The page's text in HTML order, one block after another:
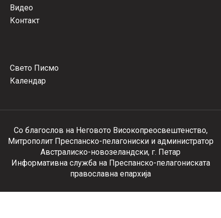
Видео
Контакт
Свето Писмо
Календар
Со благослов на Неговото Високопреосвештенство,
Митрополит Преспанско-пелагониски и администратор
Австралиско-новозеландски, г. Петар
Информативна служба на Преспанско-пелагониската
православна епархија